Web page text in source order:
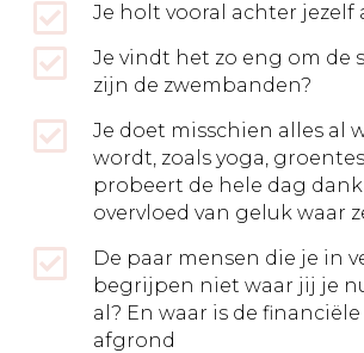
Je holt vooral achter
Je vindt het zo eng om de
zijn de zwembanden?
Je doet misschien alles al
wordt, zoals yoga,
probeert de hele dag
overvloed van geluk waar
De paar mensen die je in
begrijpen niet waar jij je
al? En waar is de
afgrond